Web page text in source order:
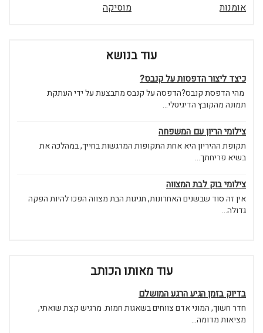
אומנות מוסיקה
עוד בנושא
כיצד ליצור הדפסות על קנבס?
מהי הדפסת קנבס?הדפסה על קנבס מתבצעת על ידי העתקת
תמונה מהקובץ הדיגיטלי...
צילומי הריון עם המשפחה
תקופת ההיריון היא אחת התקופות המרגשות בחייך, במהלכה את
בשיא פריחתך...
צילומי בוק לבת המצווה
אין זה סוד שבשנים האחרונות, חגיגות הבת מצווה הפכו להיות הפקה
גדולה...
עוד מאותו הכותב
בדיוק בזמן הגיע הרגע המושלם
חדר חשוך, המוני אדם צווחים בשאגות חמות. מרגיש קצת שואתי,
מציאות מדומה...